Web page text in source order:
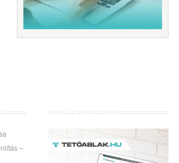
–
ÚJ WEBOLDALUNK